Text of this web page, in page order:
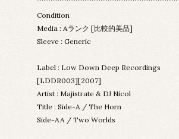
Condition
Media : Aランク [比較的美品]
Sleeve : Generic
Label : Low Down Deep Recordings
[LDDR003][2007]
Artist : Majistrate & DJ Nicol
Title : Side-A / The Horn
Side-AA / Two Worlds